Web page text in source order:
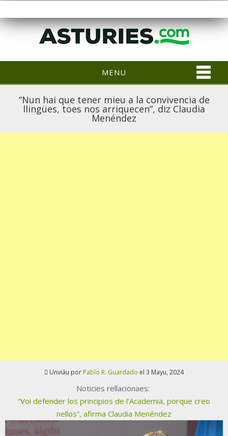
MENU
“Nun hai que tener mieu a la convivencia de
llingües, toes nos arriquecen”, diz Claudia
Menéndez
Unviáu por Pablo R. Guardado el 3 Mayu, 2024
Noticies rellacionaes:
“Voi defender los principios de l’Academia, porque creo
nellos”, afirma Claudia Menéndez